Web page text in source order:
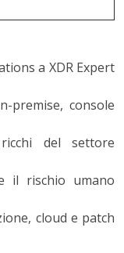
a XDR Expert
premise, console
del settore
il rischio umano
cloud e patch